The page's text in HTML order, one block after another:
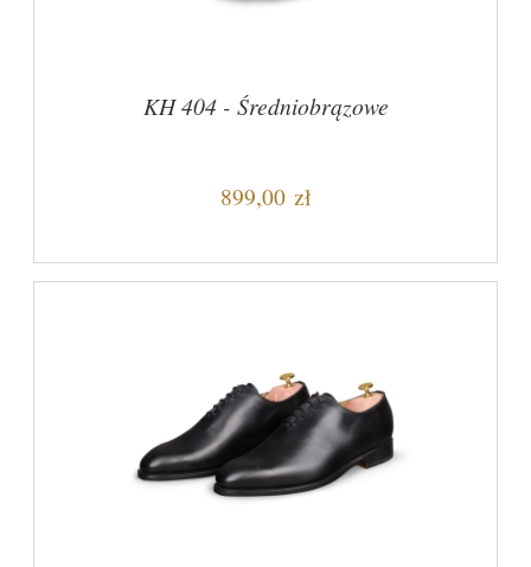
KH 404 - Średniobrązowe
899,00 zł